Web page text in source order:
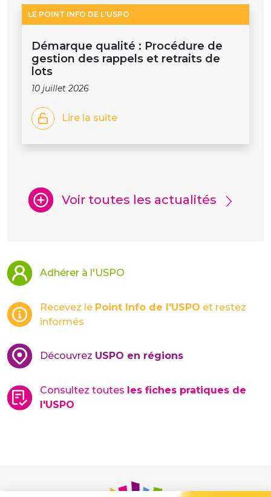
LE POINT INFO DE L'USPO
Démarque qualité : Procédure de
gestion des rappels et retraits de
lots
10 juillet 2026
Lire la suite
Voir toutes les actualités
Adhérer à l'USPO
Recevez le Point Info de l'USPO et restez
informés
Découvrez USPO en régions
Consultez toutes les fiches pratiques de
l'USPO